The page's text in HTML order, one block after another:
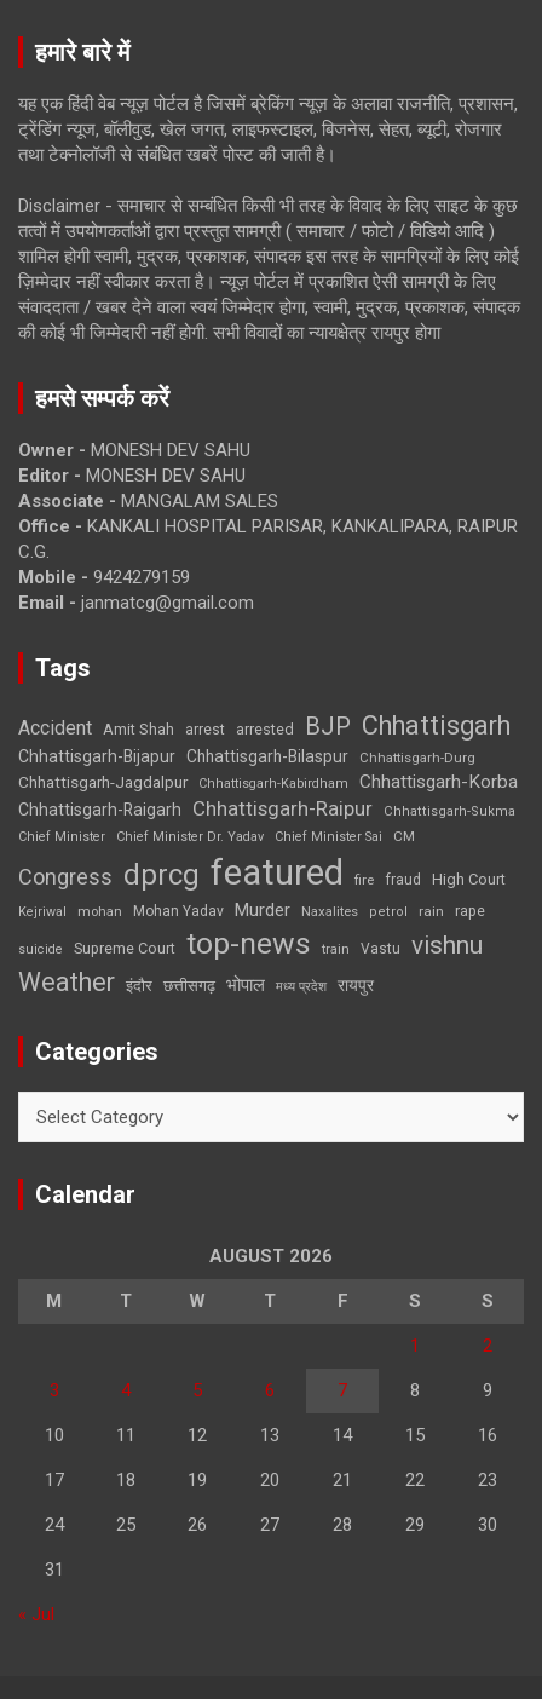
हमारे बारे में
यह एक हिंदी वेब न्यूज़ पोर्टल है जिसमें ब्रेकिंग न्यूज़ के अलावा राजनीति, प्रशासन,
ट्रेंडिंग न्यूज, बॉलीवुड, खेल जगत, लाइफस्टाइल, बिजनेस, सेहत, ब्यूटी, रोजगार
तथा टेक्नोलॉजी से संबंधित खबरें पोस्ट की जाती है।
Disclaimer - समाचार से सम्बंधित किसी भी तरह के विवाद के लिए साइट के कुछ
तत्वों में उपयोगकर्ताओं द्वारा प्रस्तुत सामग्री ( समाचार / फोटो / विडियो आदि )
शामिल होगी स्वामी, मुद्रक, प्रकाशक, संपादक इस तरह के सामग्रियों के लिए कोई
ज़िम्मेदार नहीं स्वीकार करता है। न्यूज़ पोर्टल में प्रकाशित ऐसी सामग्री के लिए
संवाददाता / खबर देने वाला स्वयं जिम्मेदार होगा, स्वामी, मुद्रक, प्रकाशक, संपादक
की कोई भी जिम्मेदारी नहीं होगी. सभी विवादों का न्यायक्षेत्र रायपुर होगा
हमसे सम्पर्क करें
Owner - MONESH DEV SAHU
Editor - MONESH DEV SAHU
Associate - MANGALAM SALES
Office - KANKALI HOSPITAL PARISAR, KANKALIPARA, RAIPUR
C.G.
Mobile - 9424279159
Email - janmatcg@gmail.com
Tags
Accident Amit Shah arrest arrested BJP Chhattisgarh
Chhattisgarh-Bijapur Chhattisgarh-Bilaspur Chhattisgarh-Durg
Chhattisgarh-Jagdalpur Chhattisgarh-Kabirdham Chhattisgarh-Korba
Chhattisgarh-Raigarh Chhattisgarh-Raipur
Chhattisgarh-Sukma
Chief Minister
Chief Minister Dr. Yadav Chief Minister Sai CM
Congress dprcg featured fire fraud High Court
Kejriwal mohan Mohan Yadav Murder Naxalites petrol rain rape
suicide Supreme Court top-news train Vastu vishnu
Weather इंदौर छत्तीसगढ़ भोपाल मध्य प्रदेश रायपुर
Categories
Calendar
AUGUST 2026
M T W T F S S
1 2
3 4 5 6 7 8 9
10 11 12 13 14 15 16
17 18 19 20 21 22 23
24 25 26 27 28 29 30
31
« Jul